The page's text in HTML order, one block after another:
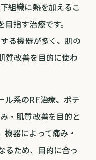
組織に熱を加えるこ
指す治療です。
る機器が多く、肌の
質改善を目的に使わ
ル系のRF治療、ポテ
・肌質改善を目的と
機器によって痛み・
るため、目的に合っ